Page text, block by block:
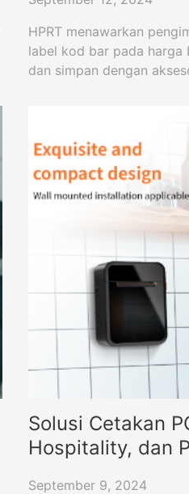
HPRT menawarkan
label kod bar pada harga
dan simpan dengan
Solusi Cetakan
Hospitality, dan
September 9, 2024